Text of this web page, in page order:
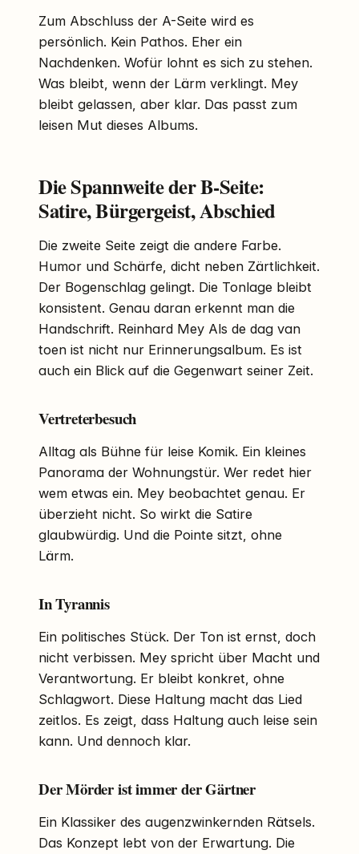
Zum Abschluss der A-Seite wird es
persönlich. Kein Pathos. Eher ein
Nachdenken. Wofür lohnt es sich zu stehen.
Was bleibt, wenn der Lärm verklingt. Mey
bleibt gelassen, aber klar. Das passt zum
leisen Mut dieses Albums.
Die Spannweite der B-Seite:
Satire, Bürgergeist, Abschied
Die zweite Seite zeigt die andere Farbe.
Humor und Schärfe, dicht neben Zärtlichkeit.
Der Bogenschlag gelingt. Die Tonlage bleibt
konsistent. Genau daran erkennt man die
Handschrift. Reinhard Mey Als de dag van
toen ist nicht nur Erinnerungsalbum. Es ist
auch ein Blick auf die Gegenwart seiner Zeit.
Vertreterbesuch
Alltag als Bühne für leise Komik. Ein kleines
Panorama der Wohnungstür. Wer redet hier
wem etwas ein. Mey beobachtet genau. Er
überzieht nicht. So wirkt die Satire
glaubwürdig. Und die Pointe sitzt, ohne
Lärm.
In Tyrannis
Ein politisches Stück. Der Ton ist ernst, doch
nicht verbissen. Mey spricht über Macht und
Verantwortung. Er bleibt konkret, ohne
Schlagwort. Diese Haltung macht das Lied
zeitlos. Es zeigt, dass Haltung auch leise sein
kann. Und dennoch klar.
Der Mörder ist immer der Gärtner
Ein Klassiker des augenzwinkernden Rätsels.
Das Konzept lebt von der Erwartung. Die